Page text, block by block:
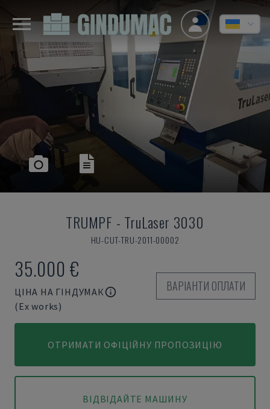
TRUMPF - TruLaser 3030
HU-CUT-TRU-2011-00002
35.000 €
ЦІНА НА ГІНДУМАК
(Ex works)
ВАРІАНТИ ОПЛАТИ
ОТРИМАТИ ОФІЦІЙНУ ПРОПОЗИЦІЮ
ВІДВІДАЙТЕ МАШИНУ